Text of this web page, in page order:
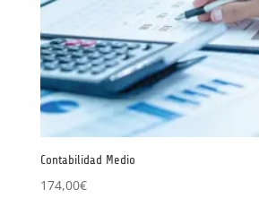
Contabilidad Medio
174,00€